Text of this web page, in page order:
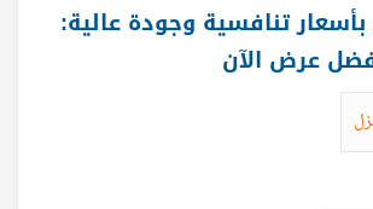
تنافسية وجودة عالية:
عرض الآن